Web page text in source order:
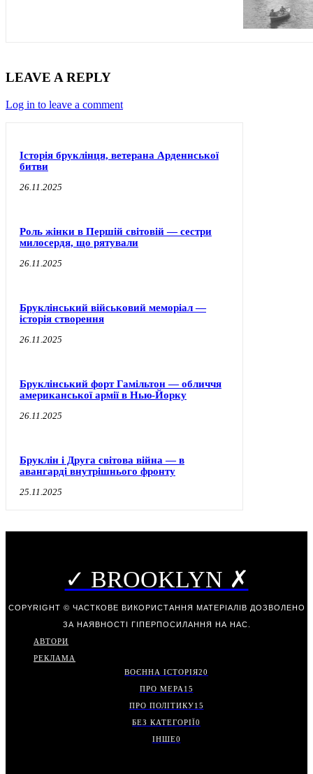
LEAVE A REPLY
Log in to leave a comment
Історія бруклінця, ветерана Арденнської
битви
26.11.2025
Роль жінки в Першій світовій — сестри
милосердя, що рятували
26.11.2025
Бруклінський військовий меморіал —
історія створення
26.11.2025
Бруклінський форт Гамільтон — обличчя
американської армії в Нью-Йорку
26.11.2025
Бруклін і Друга світова війна — в
авангарді внутрішнього фронту
25.11.2025
✓ BROOKLYN ✗
COPYRIGHT © ЧАСТКОВЕ ВИКОРИСТАННЯ МАТЕРІАЛІВ ДОЗВОЛЕНО
ЗА НАЯВНОСТІ ГІПЕРПОСИЛАННЯ НА НАС.
АВТОРИ
РЕКЛАМА
ВОЄННА ІСТОРІЯ20
ПРО МЕРА 15
ПРО ПОЛІТИКУ15
БЕЗ КАТЕГОРІЇ0
ІНШЕ0